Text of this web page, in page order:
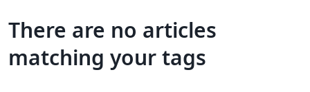
There are no articles
matching your tags